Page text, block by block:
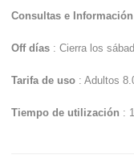
Consultas e Información
Off días : Cierra los
Tarifa de uso : Adultos
Tiempo de utilización :